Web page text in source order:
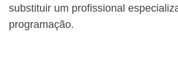
substituir um profissional
programação.